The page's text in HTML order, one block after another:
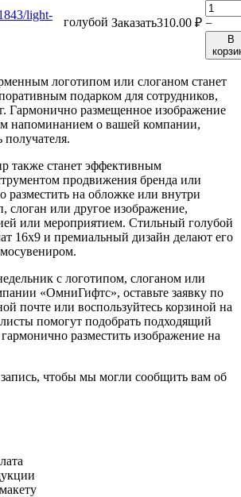
light-
голубой Заказать310.00 ₽ −
В
логотипом или слоганом станет
подарком для сотрудников,
Гармонично размещенное изображение
напоминанием о вашей компании,
получателя.
также станет эффективным
продвижения бренда или
разместить на обложке или внутри
слоган или другое изображение,
или мероприятием. Стильный голубой
16x9 и премиальный дизайн делают его
с логотипом, слоганом или
«ОмниГифтс», оставьте заявку по
почте или воспользуйтесь корзиной на
помогут подобрать подходящий
разместить изображение на
чтобы мы могли сообщить вам об